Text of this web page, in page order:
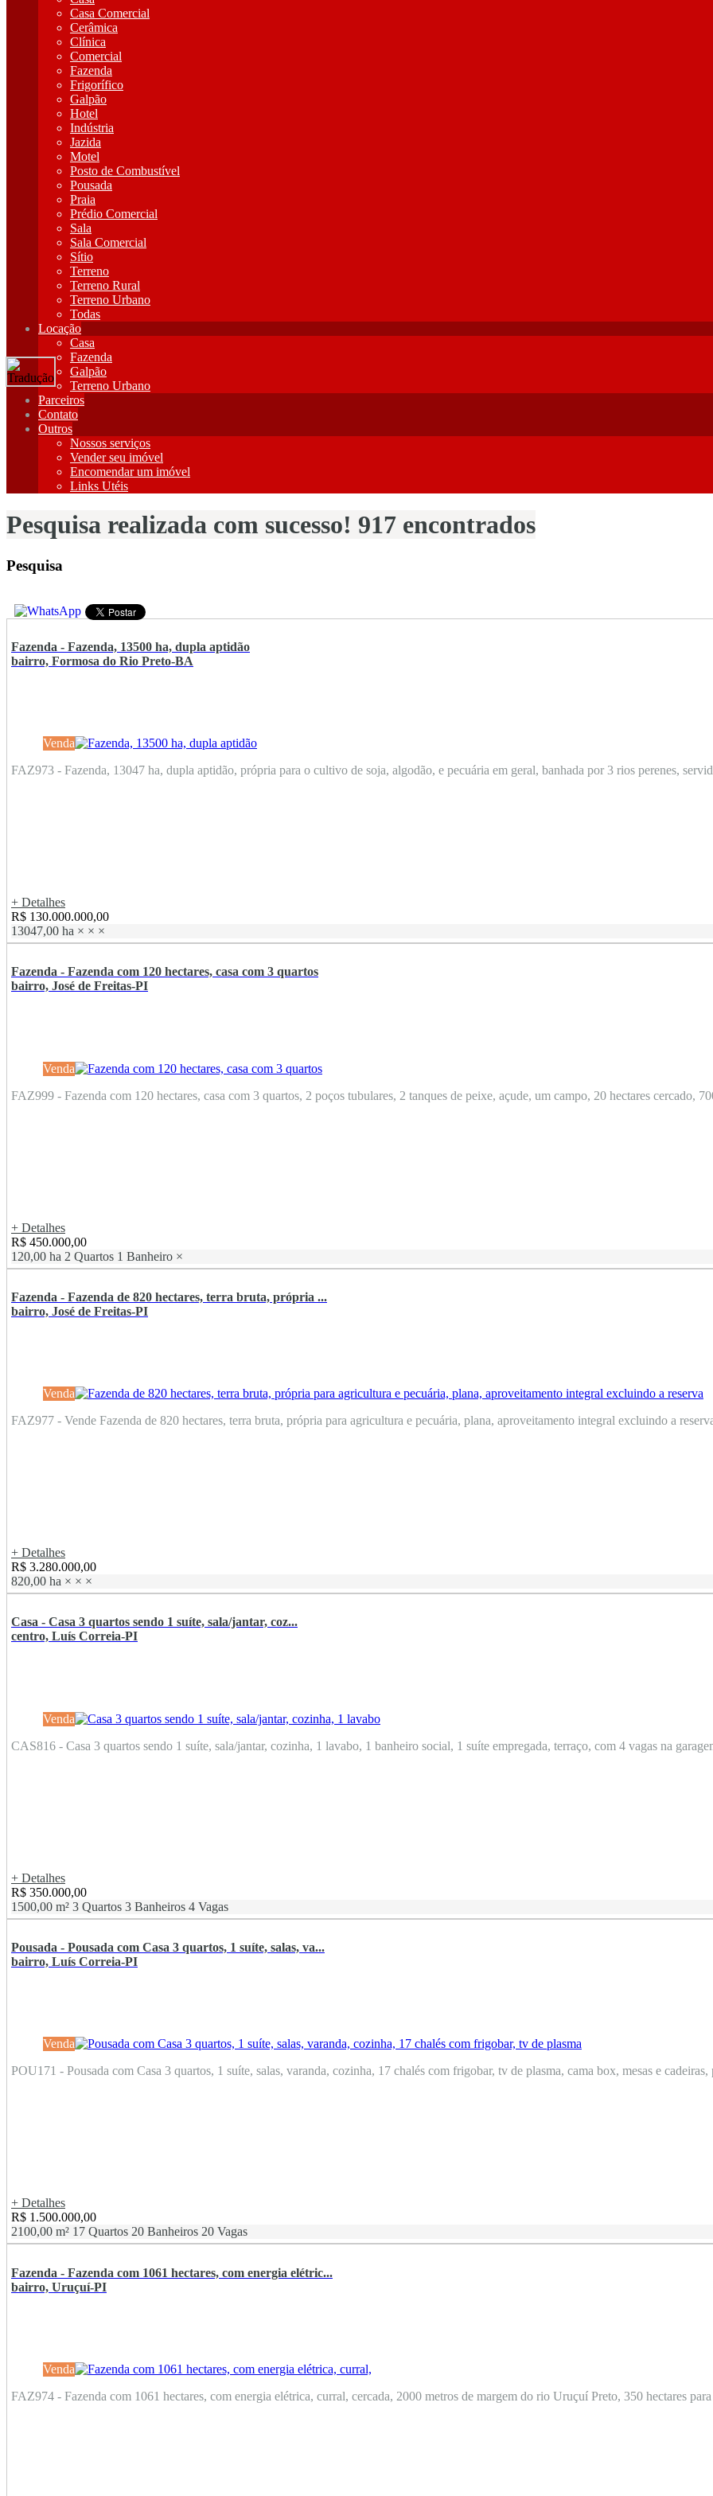
Casa Comercial
Cerâmica
Clínica
Comercial
Fazenda
Frigorífico
Galpão
Hotel
Indústria
Jazida
Motel
Posto de Combustível
Pousada
Praia
Prédio Comercial
Sala
Sala Comercial
Sítio
Terreno
Terreno Rural
Terreno Urbano
Todas
Locação
Casa
Fazenda
Galpão
Terreno Urbano
Parceiros
Contato
Outros
Nossos serviços
Vender seu imóvel
Encomendar um imóvel
Links Utéis
Pesquisa realizada com sucesso! 917 encontrados
Pesquisa
Fazenda - Fazenda, 13500 ha, dupla aptidão
bairro, Formosa do Rio Preto-BA
Venda
FAZ973 - Fazenda, 13047 ha, dupla aptidão, própria para o cultivo de soja, algodão, e pecuária em geral, banhada por 3 rios perenes,
+ Detalhes
R$ 130.000.000,00
13047,00 ha × × ×
Fazenda - Fazenda com 120 hectares, casa com 3 quartos
bairro, José de Freitas-PI
Venda
FAZ999 - Fazenda com 120 hectares, casa com 3 quartos, 2 poços tubulares, 2 tanques de peixe, açude, um campo, 20 hectares cercado,
+ Detalhes
R$ 450.000,00
120,00 ha 2 Quartos 1 Banheiro ×
Fazenda - Fazenda de 820 hectares, terra bruta, própria ...
bairro, José de Freitas-PI
Venda
FAZ977 - Vende Fazenda de 820 hectares, terra bruta, própria para agricultura e pecuária, plana, aproveitamento integral excluindo a
+ Detalhes
R$ 3.280.000,00
820,00 ha × × ×
Casa - Casa 3 quartos sendo 1 suíte, sala/jantar, coz...
centro, Luís Correia-PI
Venda
CAS816 - Casa 3 quartos sendo 1 suíte, sala/jantar, cozinha, 1 lavabo, 1 banheiro social, 1 suíte empregada, terraço, com 4 vagas na
+ Detalhes
R$ 350.000,00
1500,00 m² 3 Quartos 3 Banheiros 4 Vagas
Pousada - Pousada com Casa 3 quartos, 1 suíte, salas, va...
bairro, Luís Correia-PI
Venda
POU171 - Pousada com Casa 3 quartos, 1 suíte, salas, varanda, cozinha, 17 chalés com frigobar, tv de plasma, cama box, mesas e cadeiras,
+ Detalhes
R$ 1.500.000,00
2100,00 m² 17 Quartos 20 Banheiros 20 Vagas
Fazenda - Fazenda com 1061 hectares, com energia elétric...
bairro, Uruçuí-PI
Venda
FAZ974 - Fazenda com 1061 hectares, com energia elétrica, curral, cercada, 2000 metros de margem do rio Uruçuí Preto, 350 hectares